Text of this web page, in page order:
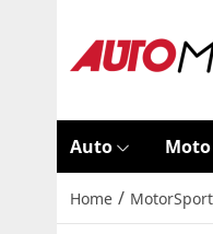
Auto Moto
Home / MotorSport